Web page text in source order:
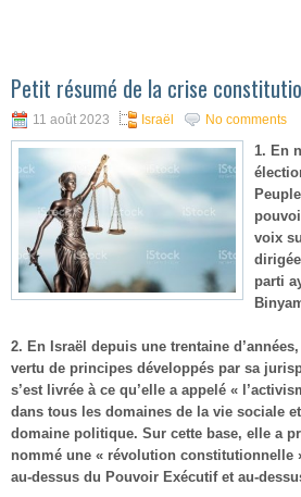
Petit résumé de la crise
11 août 2023 Israël No comments
1. En
voix
parti
2. En Israël depuis une trentaine
vertu de principes développés par sa
s’est livrée à ce qu’elle a appelé «
dans tous les domaines de la vie sociale
domaine politique. Sur cette base, elle a
nommé une « révolution constitutionnelle
au-dessus du Pouvoir Exécutif et au-